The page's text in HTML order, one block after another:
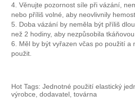
4. Věnujte pozornost síle při vázání,
nebo příliš volné, aby neovlivnily
5. Doba vázání by neměla být příliš
než 2 hodiny, aby nezpůsobila
6. Měl by být vyřazen včas po použití a
použit.
Hot Tags: Jednotné použití elastický
výrobce, dodavatel, továrna